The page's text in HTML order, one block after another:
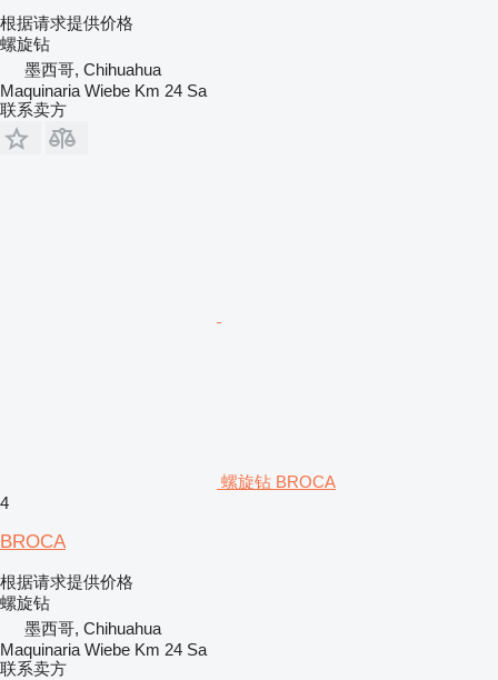
根据请求提供价格
螺旋钻
墨西哥, Chihuahua
Maquinaria Wiebe Km 24 Sa
联系卖方
螺旋钻 BROCA
4
BROCA
根据请求提供价格
螺旋钻
墨西哥, Chihuahua
Maquinaria Wiebe Km 24 Sa
联系卖方